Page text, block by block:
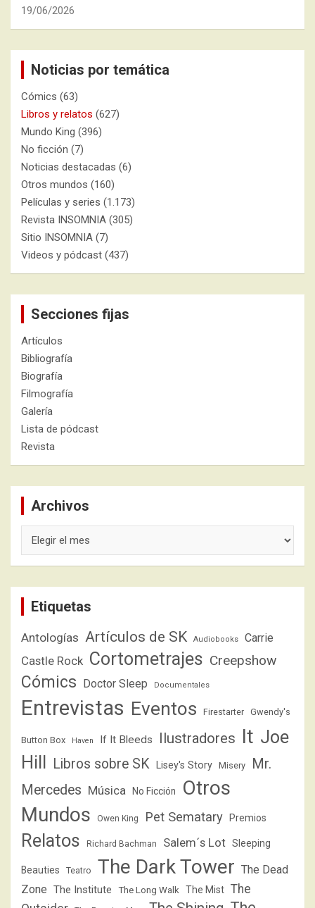
19/06/2026
Noticias por temática
Cómics (63)
Libros y relatos (627)
Mundo King (396)
No ficción (7)
Noticias destacadas (6)
Otros mundos (160)
Películas y series (1.173)
Revista INSOMNIA (305)
Sitio INSOMNIA (7)
Videos y pódcast (437)
Secciones fijas
Artículos
Bibliografía
Biografía
Filmografía
Galería
Lista de pódcast
Revista
Archivos
Etiquetas
Antologías Artículos de SK Audiobooks Carrie
Castle Rock Cortometrajes Creepshow
Cómics Doctor Sleep Documentales
Entrevistas Eventos Firestarter Gwendy's
Button Box Haven If It Bleeds Ilustradores It Joe
Hill
Libros sobre SK Lisey's Story Misery
Mr.
Mercedes Música No Ficción
Otros
Mundos
Owen King Pet Sematary Premios
Relatos Richard Bachman Salem´s Lot Sleeping
Beauties Teatro The Dark Tower The Dead
Zone The Institute The Long Walk The Mist The